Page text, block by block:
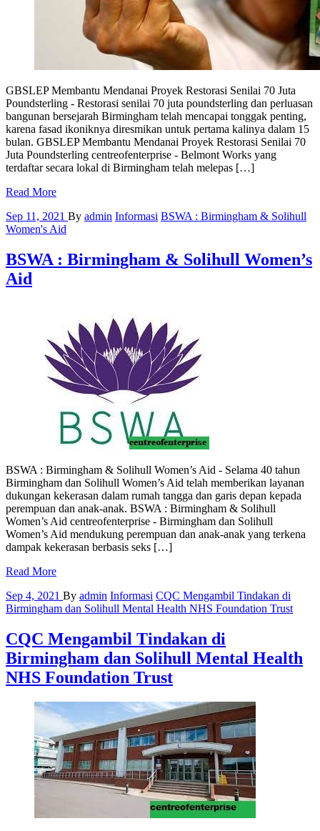
GBSLEP Membantu Mendanai Proyek Restorasi Senilai 70 Juta
Poundsterling - Restorasi senilai 70 juta poundsterling dan perluasan
bangunan bersejarah Birmingham telah mencapai tonggak penting,
karena fasad ikoniknya diresmikan untuk pertama kalinya dalam 15
bulan. GBSLEP Membantu Mendanai Proyek Restorasi Senilai 70
Juta Poundsterling centreofenterprise - Belmont Works yang
terdaftar secara lokal di Birmingham telah melepas […]
Read More
Sep 11, 2021 By admin Informasi BSWA : Birmingham & Solihull
Women's Aid
BSWA : Birmingham & Solihull Women’s
Aid
BSWA : Birmingham & Solihull Women’s Aid - Selama 40 tahun
Birmingham dan Solihull Women’s Aid telah memberikan layanan
dukungan kekerasan dalam rumah tangga dan garis depan kepada
perempuan dan anak-anak. BSWA : Birmingham & Solihull
Women’s Aid centreofenterprise - Birmingham dan Solihull
Women’s Aid mendukung perempuan dan anak-anak yang terkena
dampak kekerasan berbasis seks […]
Read More
Sep 4, 2021 By admin Informasi CQC Mengambil Tindakan di
Birmingham dan Solihull Mental Health NHS Foundation Trust
CQC Mengambil Tindakan di
Birmingham dan Solihull Mental Health
NHS Foundation Trust